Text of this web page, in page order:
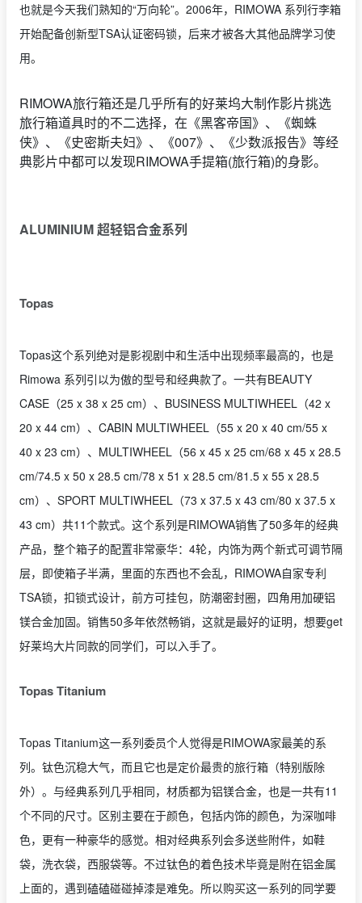
也就是今天我们熟知的“万向轮”。2006年，RIMOWA 系列行李箱
开始配备创新型TSA认证密码锁，后来才被各大其他品牌学习使
用。
RIMOWA旅行箱还是几乎所有的好莱坞大制作影片挑选
旅行箱道具时的不二选择，在《黑客帝国》、《蜘蛛
侠》、《史密斯夫妇》、《007》、《少数派报告》等经
典影片中都可以发现RIMOWA手提箱(旅行箱)的身影。
ALUMINIUM 超轻铝合金系列
Topas
Topas这个系列绝对是影视剧中和生活中出现频率最高的，也是
Rimowa 系列引以为傲的型号和经典款了。一共有BEAUTY
CASE（25 x 38 x 25 cm）、BUSINESS MULTIWHEEL（42 x
20 x 44 cm）、CABIN MULTIWHEEL（55 x 20 x 40 cm/55 x
40 x 23 cm）、MULTIWHEEL（56 x 45 x 25 cm/68 x 45 x 28.5
cm/74.5 x 50 x 28.5 cm/78 x 51 x 28.5 cm/81.5 x 55 x 28.5
cm）、SPORT MULTIWHEEL（73 x 37.5 x 43 cm/80 x 37.5 x
43 cm）共11个款式。这个系列是RIMOWA销售了50多年的经典
产品，整个箱子的配置非常豪华： 4轮，内饰为两个新式可调节隔
层，即使箱子半满，里面的东西也不会乱，RIMOWA自家专利
TSA锁，扣锁式设计，前方可挂包，防潮密封圈，四角用加硬铝
镁合金加固。销售50多年依然畅销，这就是最好的证明，想要get
好莱坞大片同款的同学们，可以入手了。
Topas Titanium
Topas Titanium这一系列委员个人觉得是RIMOWA家最美的系
列。钛色沉稳大气，而且它也是定价最贵的旅行箱（特别版除
外）。与经典系列几乎相同，材质都为铝镁合金，也是一共有11
个不同的尺寸。区别主要在于颜色，包括内饰的颜色，为深咖啡
色，更有一种豪华的感觉。相对经典系列会多送些附件，如鞋
袋，洗衣袋，西服袋等。不过钛色的着色技术毕竟是附在铝金属
上面的，遇到磕磕碰碰掉漆是难免。所以购买这一系列的同学要